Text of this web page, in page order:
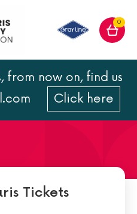
0
from now on, find us
Click here
Luxus in
Tickets